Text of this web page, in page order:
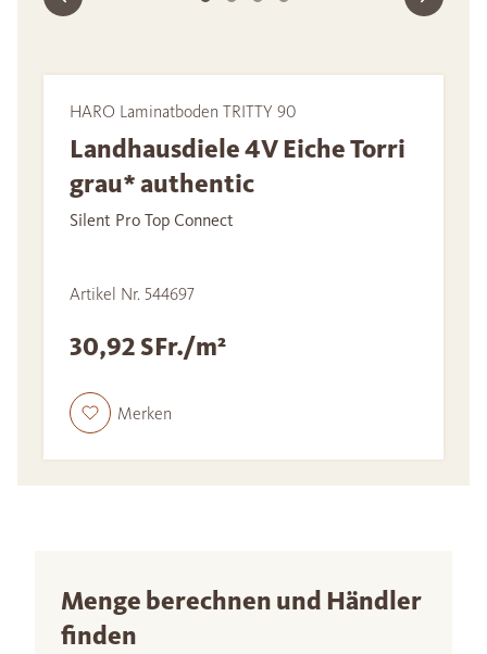
HARO Laminatboden TRITTY 90
Landhausdiele 4V Eiche Torri
grau* authentic
Silent Pro Top Connect
Artikel Nr. 544697
30,92 SFr./m²
Merken
Menge berechnen und Händler
finden